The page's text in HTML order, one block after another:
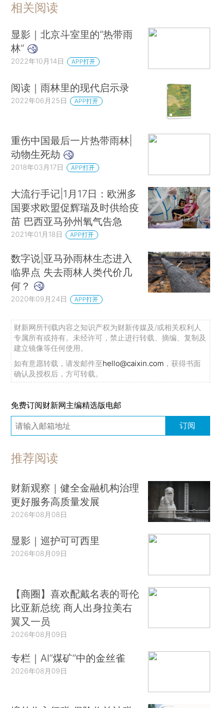
相关阅读
显影｜北京斗室里的“热带雨
林”
2022年10月14日 APP打开
阅读｜雨林里的现代启示录
2022年06月25日 APP打开
重伤中国最后一片热带雨林|
动物生死劫
2018年03月17日 APP打开
大流行手记|1月17日：欧洲多
国要求欧盟促辉瑞及时供给疫
苗 巴西亚马孙州氧气告急
2021年01月18日 APP打开
数字说|亚马孙雨林生态进入
临界点 失去雨林人类代价几
何？
2020年09月24日 APP打开
财新网所刊载内容之知识产权为财新传媒及/或相关权利人
专属所有或持有。未经许可，禁止进行转载、摘编、复制及
建立镜像等任何使用。
如有意愿转载，请发邮件至hello@caixin.com ，获得书面
确认及授权后，方可转载。
免费订阅财新网主编精选版电邮
订阅
推荐阅读
财新观察｜健全金融机构治理
更好服务高质量发展
2026年08月08日
显影｜巡护可可西里
2026年08月09日
【商圈】喜欢配戴名表的哥伦
比亚新总统 商人出身拉美右
翼又一员
2026年08月09日
专栏｜AI“煤矿”中的金丝雀
2026年08月09日